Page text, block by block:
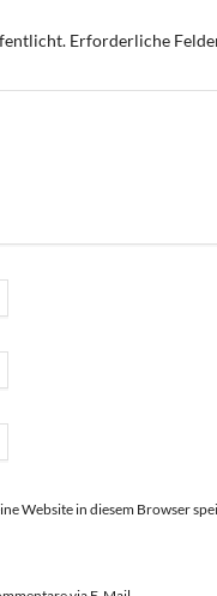
Erforderliche
Website in diesem Browser